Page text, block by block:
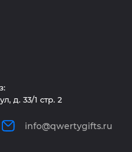
д. 33/1 стр. 2
info@qwertygifts.ru